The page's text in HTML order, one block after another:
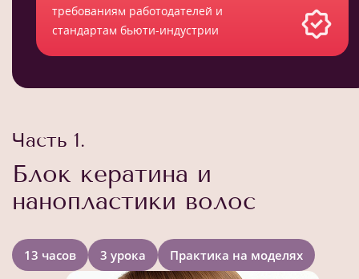
требованиям работодателей и
стандартам бьюти-индустрии
Часть 1.
Блок кератина и
нанопластики волос
13 часов 3 урока Практика на моделях